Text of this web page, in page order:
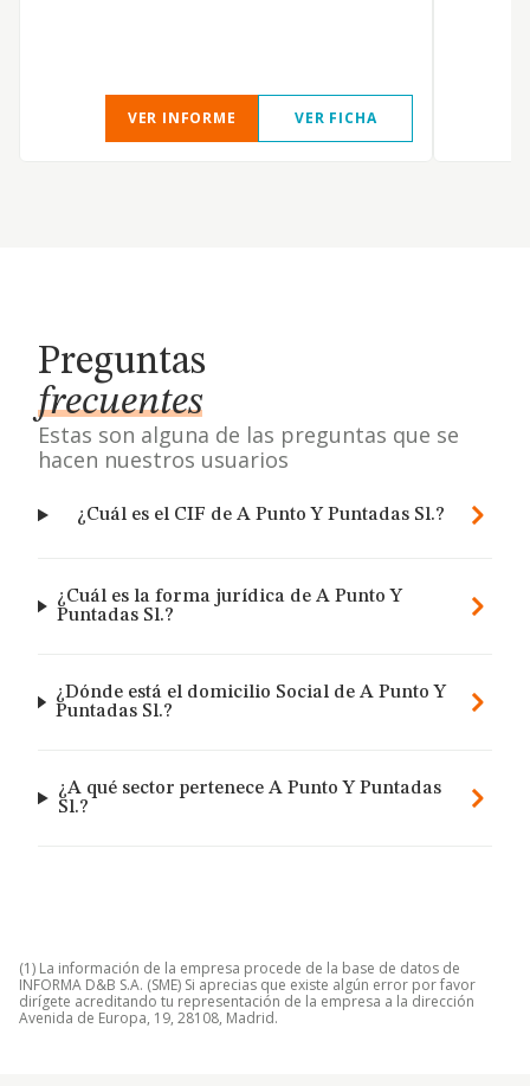
VER INFORME VER FICHA
Preguntas
frecuentes
Estas son alguna de las preguntas que se
hacen nuestros usuarios
¿Cuál es el CIF de A Punto Y Puntadas Sl.?
¿Cuál es la forma jurídica de A Punto Y
Puntadas Sl.?
¿Dónde está el domicilio Social de A Punto Y
Puntadas Sl.?
¿A qué sector pertenece A Punto Y Puntadas
Sl.?
(1) La información de la empresa procede de la base de datos de
INFORMA D&B S.A. (SME) Si aprecias que existe algún error por favor
dirígete acreditando tu representación de la empresa a la dirección
Avenida de Europa, 19, 28108, Madrid.